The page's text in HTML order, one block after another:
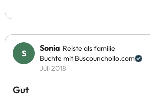
Sonia Reiste als familie
Buchte mit Buscounchollo.com
Juli 2018
Gut